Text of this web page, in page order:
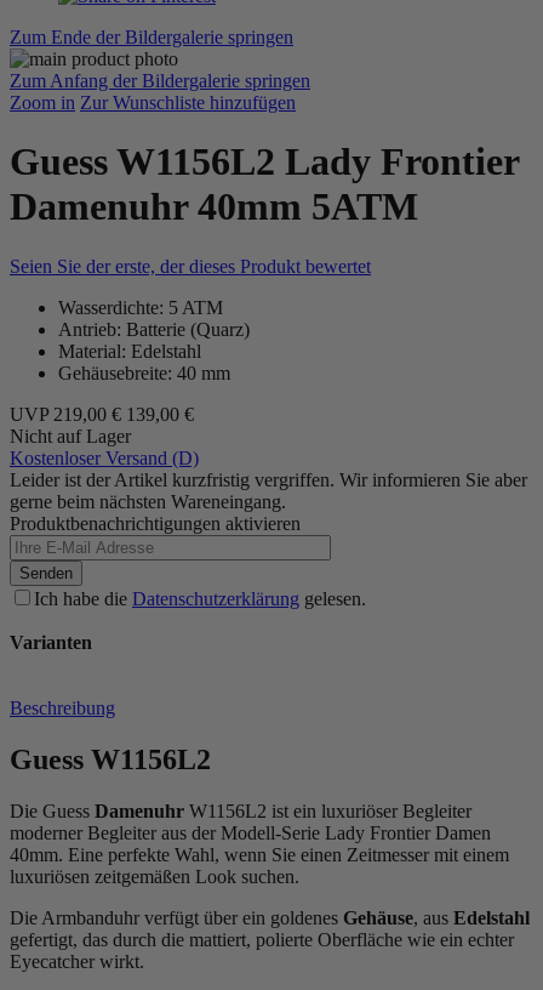
Zum Ende der Bildergalerie springen
Zum Anfang der Bildergalerie springen
Zoom in Zur Wunschliste hinzufügen
Guess W1156L2 Lady Frontier
Damenuhr 40mm 5ATM
Seien Sie der erste, der dieses Produkt bewertet
Wasserdichte: 5 ATM
Antrieb: Batterie (Quarz)
Material: Edelstahl
Gehäusebreite: 40 mm
UVP 219,00 € 139,00 €
Nicht auf Lager
Kostenloser Versand (D)
Leider ist der Artikel kurzfristig vergriffen. Wir informieren Sie aber
gerne beim nächsten Wareneingang.
Produktbenachrichtigungen aktivieren
Senden
Ich habe die Datenschutzerklärung gelesen.
Varianten
Beschreibung
Guess W1156L2
Die Guess Damenuhr W1156L2 ist ein luxuriöser Begleiter
moderner Begleiter aus der Modell-Serie Lady Frontier Damen
40mm. Eine perfekte Wahl, wenn Sie einen Zeitmesser mit einem
luxuriösen zeitgemäßen Look suchen.
Die Armbanduhr verfügt über ein goldenes Gehäuse, aus Edelstahl
gefertigt, das durch die mattiert, polierte Oberfläche wie ein echter
Eyecatcher wirkt.